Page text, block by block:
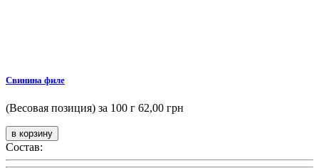
Свинина филе
(Весовая позиция) за 100 г 62,00 грн
Состав: